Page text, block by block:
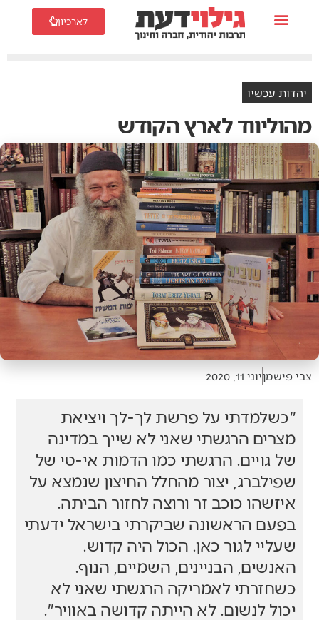
לארכיון
יהדות עכשיו
מהוליווד לארץ הקודש
צבי פישמןיוני 11, 2020
"כשלמדתי על פרשת לך-לך ויציאת
מצרים הרגשתי שאני לא שייך במדינה
של גויים. הרגשתי כמו הדמות אי-טי של
שפילברג, יצור מהחלל החיצון שנמצא על
איזשהו כוכב זר ורוצה לחזור הביתה.
בפעם הראשונה שביקרתי בישראל ידעתי
שעליי לגור כאן. הכול היה קדוש.
האנשים, הבניינים, השמיים, הנוף.
כשחזרתי לאמריקה הרגשתי שאני לא
יכול לנשום. לא הייתה קדושה באוויר".